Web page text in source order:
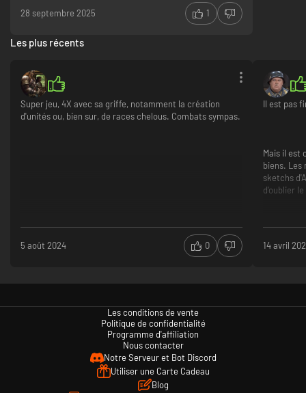
je ne peut recommander car les bugs pourraient faire
planter votre ordi et il y a mieux
puisse apprécier
de finition
Une difficulté mal dosée mais qui laisse du challenge
un peu appréciable
Des bugs trop nombreux avec un temps de tour abusif
28 septembre 2025 1
Les plus récents
Super jeu, 4X avec sa griffe, notamment la création
d'unités ou, bien sur, de races chelous. Combats sympas.
5 août 2024 0
Il est pas
Mais il est
biens. Les
sketchs
d'oublier
tourne en
14 avril
Les conditions de vente
Politique de confidentialité
Programme d'affiliation
Nous contacter
Notre Serveur et Bot Discord
Utiliser une Carte Cadeau
Blog